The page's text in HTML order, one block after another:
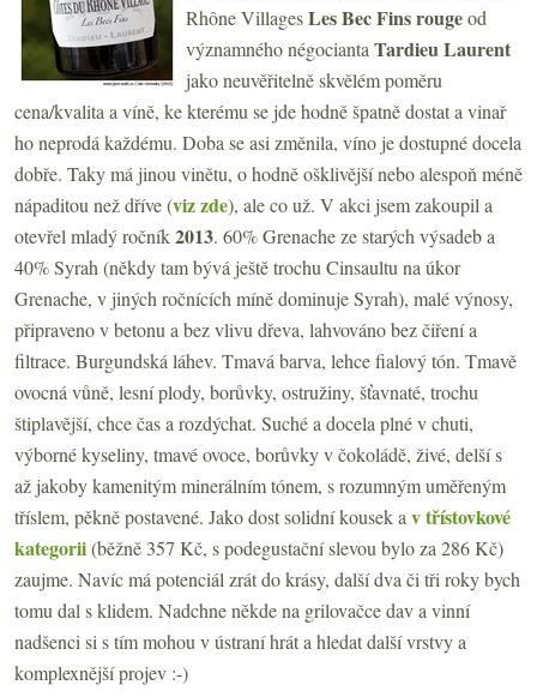
Rhône VillagesLes Bec Fins rougeod
významného négocianta Tardieu Laurent
jako neuvěřitelně skvělém poměru
cena/kvalita a víně, ke kterému se jde hodně špatně dostat a vinař
ho neprodá každému. Doba se asi změnila, víno je dostupné docela
dobře. Taky má jinou vinětu, o hodně ošklivější nebo alespoň méně
nápaditou než dříve (viz zde), ale co už. V akci jsem zakoupil a
otevřel mladý ročník2013. 60% Grenache ze starých výsadeb a
40% Syrah (někdy tam bývá ještě trochu Cinsaultu na úkor
Grenache, v jiných ročnících míně dominuje Syrah), malé výnosy,
připraveno v betonu a bez vlivu dřeva, lahvováno bez čiření a
filtrace. Burgundská láhev. Tmavá barva, lehce fialový tón. Tmavě
ovocná vůně, lesní plody, borůvky, ostružiny, šťavnaté, trochu
štiplavější, chce čas a rozdýchat. Suché a docela plné v chuti,
výborné kyseliny, tmavé ovoce, borůvky v čokoládě, živé, delší s
až jakoby kamenitým minerálním tónem, s rozumným uměřeným
tříslem, pěkně postavené. Jako dost solidní kousek a v třístovkové
kategorii(běžně 357 Kč, s podegustační slevou bylo za 286 Kč)
zaujme. Navíc má potenciál zrát do krásy, další dva či tři roky bych
tomu dal s klidem. Nadchne někde na grilovačce dav a vinní
nadšenci si s tím mohou v ústraní hrát a hledat další vrstvy a
komplexnější projev :-)